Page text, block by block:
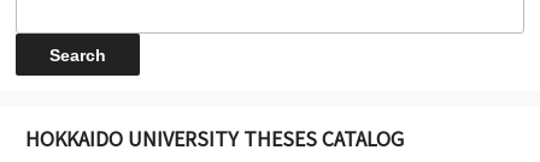
HOKKAIDO UNIVERSITY THESES CATALOG